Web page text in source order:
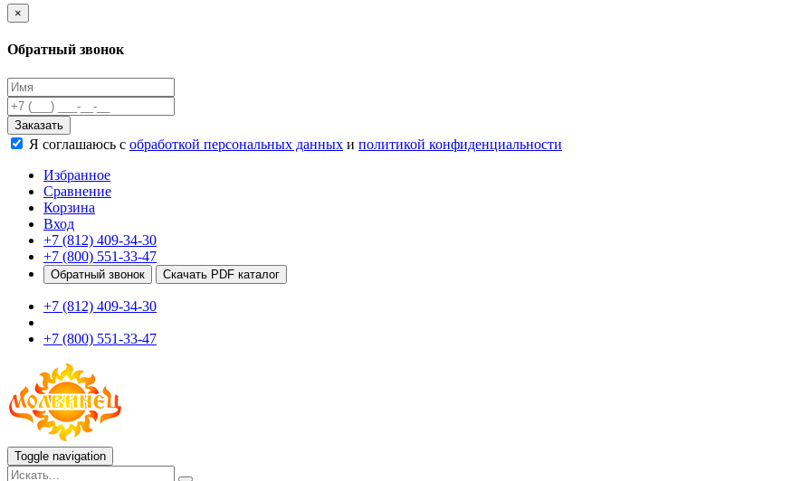
Домики-беседки
Развивающие игровые элементы
ПДД для детей
Безопасные покрытия
Спортивные элементы
Входные арки
Информационные стойки
Ограждения
Для детей с ограниченными возможностями
Школам
Спортивные комплексы от 5 до 12 лет
Воркаут
Тренажеры
Теннисные столы
Спортивные ворота
Спортивные стойки
Оборудование для ГТО
Информационные стойки
Ограждения
×
Обратный звонок
Заказать
Я соглашаюсь с обработкой персональных данных и политикой конфиденциальности
Избранное
Сравнение
Корзина
Вход
+7 (812) 409-34-30
+7 (800) 551-33-47
Обратный звонок Скачать PDF каталог
+7 (812) 409-34-30
+7 (800) 551-33-47
Toggle navigation